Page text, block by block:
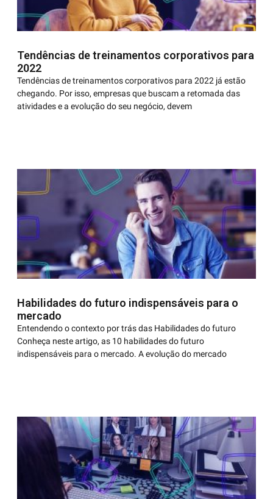
Tendências de treinamentos corporativos para
2022
Tendências de treinamentos corporativos para 2022 já estão
chegando. Por isso, empresas que buscam a retomada das
atividades e a evolução do seu negócio, devem
Habilidades do futuro indispensáveis para o
mercado
Entendendo o contexto por trás das Habilidades do futuro
Conheça neste artigo, as 10 habilidades do futuro
indispensáveis para o mercado. A evolução do mercado